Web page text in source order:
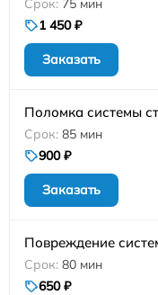
75 мин
1 450 ₽
Заказать
Поломка системы
85 мин
900 ₽
Заказать
Повреждение
80 мин
650 ₽